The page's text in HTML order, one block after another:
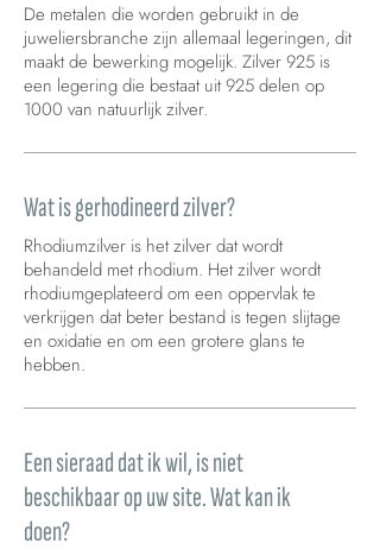
De metalen die worden gebruikt in de
juweliersbranche zijn allemaal legeringen, dit
maakt de bewerking mogelijk. Zilver 925 is
een legering die bestaat uit 925 delen op
1000 van natuurlijk zilver.
Wat is gerhodineerd zilver?
Rhodiumzilver is het zilver dat wordt
behandeld met rhodium. Het zilver wordt
rhodiumgeplateerd om een oppervlak te
verkrijgen dat beter bestand is tegen slijtage
en oxidatie en om een grotere glans te
hebben.
Een sieraad dat ik wil, is niet
beschikbaar op uw site. Wat kan ik
doen?